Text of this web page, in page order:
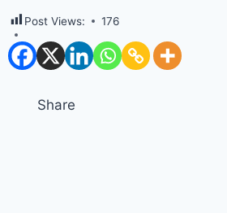
Post Views: 176
Share